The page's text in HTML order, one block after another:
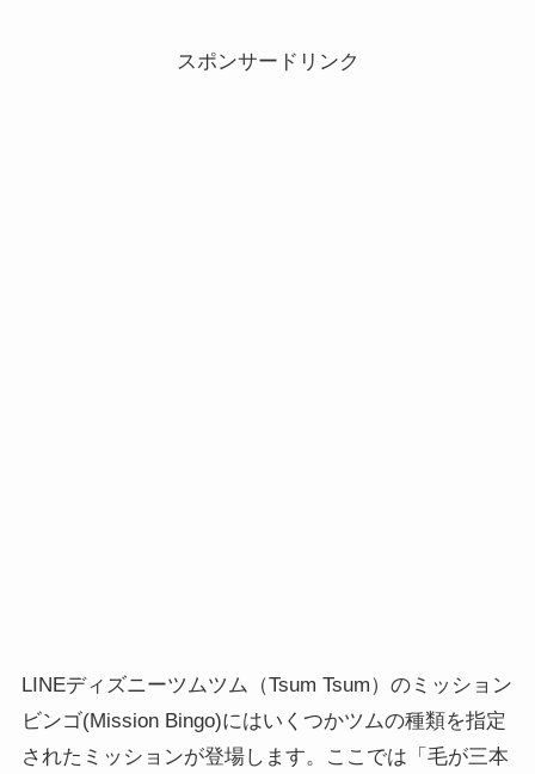
スポンサードリンク
LINEディズニーツムツム（Tsum Tsum）のミッション
ビンゴ(Mission Bingo)にはいくつかツムの種類を指定
されたミッションが登場します。ここでは「毛が三本